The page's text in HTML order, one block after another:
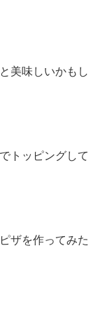
美味しいかもし
トッピングして
ザを作ってみた